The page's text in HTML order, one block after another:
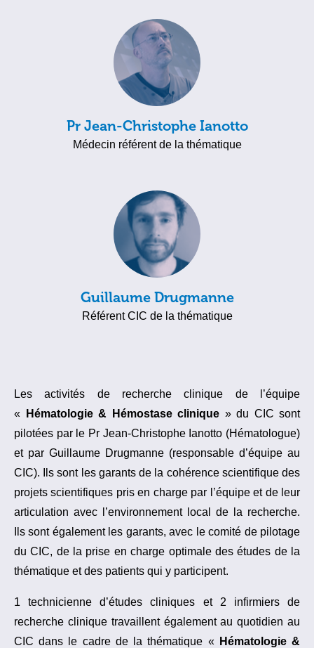
Pr Jean-Christophe Ianotto
Médecin référent de la thématique
Guillaume Drugmanne
Référent CIC de la thématique
Les activités de recherche clinique de l’équipe
«
Hématologie & Hémostase clinique » du CIC sont
pilotées par le Pr Jean-Christophe Ianotto (Hématologue)
et par Guillaume Drugmanne (responsable d’équipe au
CIC). Ils sont les garants de la cohérence scientifique des
projets scientifiques pris en charge par l’équipe et de leur
articulation avec l’environnement local de la recherche.
Ils sont également les garants, avec le comité de pilotage
du CIC, de la prise en charge optimale des études de la
thématique et des patients qui y participent.
1 technicienne d’études cliniques et 2 infirmiers de
recherche clinique travaillent également au quotidien au
CIC dans le cadre de la thématique « Hématologie &